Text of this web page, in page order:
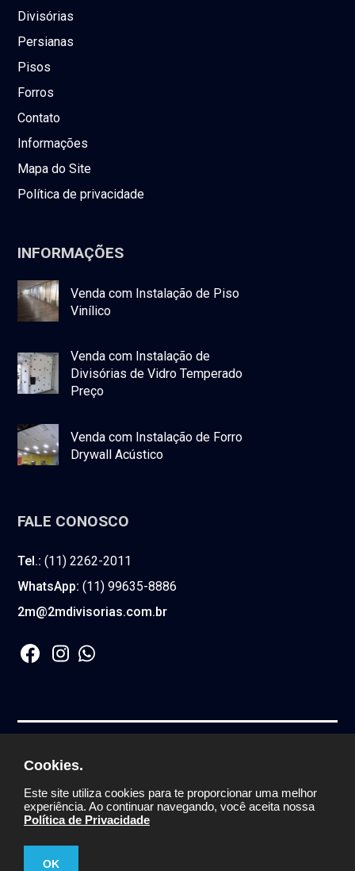
Divisórias
Persianas
Pisos
Forros
Contato
Informações
Mapa do Site
Política de privacidade
INFORMAÇÕES
Venda com Instalação de Piso
Vinílico
Venda com Instalação de
Divisórias de Vidro Temperado
Preço
Venda com Instalação de Forro
Drywall Acústico
FALE CONOSCO
Tel.: (11) 2262-2011
WhatsApp: (11) 99635-8886
2m@2mdivisorias.com.br
reservados
Cookies.
Este site utiliza cookies para te proporcionar uma melhor
experiência. Ao continuar navegando, você aceita nossa
Política de Privacidade
OK